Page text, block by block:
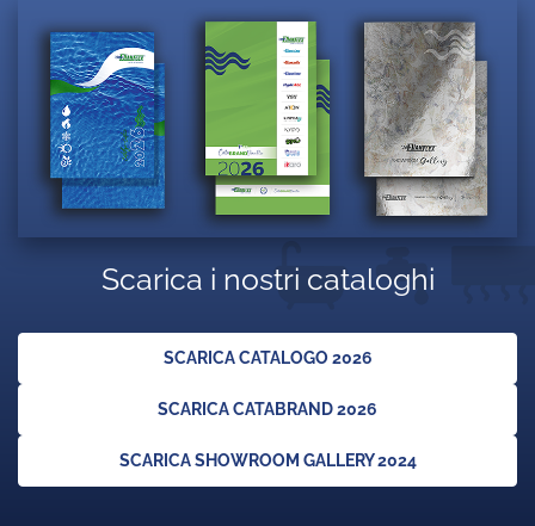
Scarica i nostri cataloghi
SCARICA CATALOGO 2026
SCARICA CATABRAND 2026
SCARICA SHOWROOM GALLERY 2024